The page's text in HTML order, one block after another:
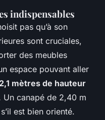
indispensables
pas qu’à son
sont cruciales,
des meubles
espace pouvant aller
2,1 mètres de hauteur
canapé de 2,40 m
est bien orienté.